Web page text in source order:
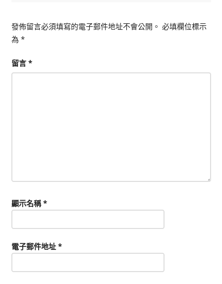
發佈留言必須填寫的電子郵件地址不會公開。 必填欄位標示
為 *
留言 *
顯示名稱*
電子郵件地址 *